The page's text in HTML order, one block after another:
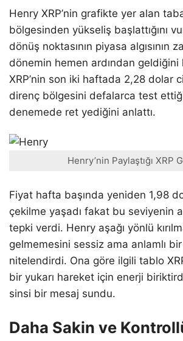
Henry XRP’nin grafikte yer alan
bölgesinden yükseliş başlattığını
dönüş noktasının piyasa algısının
dönemin hemen ardından geldiğini
XRP’nin son iki haftada 2,28 dolar
direnç bölgesini defalarca test
denemede ret yediğini anlattı.
Henry’nin Paylaştığı XRP
Fiyat hafta başında yeniden 1,98
çekilme yaşadı fakat bu seviyenin
tepki verdi. Henry aşağı yönlü
gelmemesini sessiz ama anlamlı
nitelendirdi. Ona göre ilgili tablo
bir yukarı hareket için enerji
sinsi bir mesaj sundu.
Daha Sakin ve